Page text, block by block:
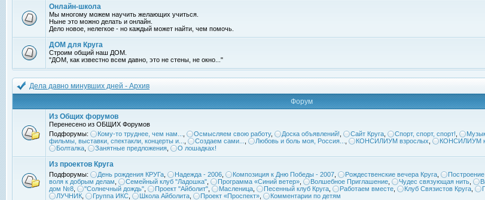
Онлайн-школа
Мы многому можем научить желающих учиться.
Ныне это можно делать и онлайн.
Дело новое, нелегкое - но каждый может найти, чем помочь.
ДОМ для Круга
Строим общий наш ДОМ.
"ДОМ, как известно всем давно, это не стены, не окно..."
Дела давно минувших дней - Архив
Форум
Из Общих форумов
Перенесено из ОБЩИХ Форумов
Подфорумы:
Кому-то труднее, чем нам... Осмысляем свою работу, Доска объявлений! Сайт Круга Спорт, спорт, спорт!
фильмы, выставки, спектакли, концерты и...
Создаем сами... Любовь и боль моя, Россия... КОНСИЛИУМ взрослых КОНСИЛИУМ
Болталка
Занятные предложения О лошадках!
Из проектов Круга
Подфорумы: День рождения КРУГа Надежда - 2006 Композиция к Дню Победы - 2007 Рождественские вечера Круга
воля к добрым делам
Семейный клуб "Ладошка" Программа «Синий ветер» Волшебное Приглашение Чудес связующая нить
дом №8
"Солнечный дождь" Проект "Айболит" Масленица Песенный клуб Круга Работаем вместе Клуб Связистов Круга
ЛУЧНИК
Группа ИКС Школа Айболита Проект «Проспект» Комментарии по детям